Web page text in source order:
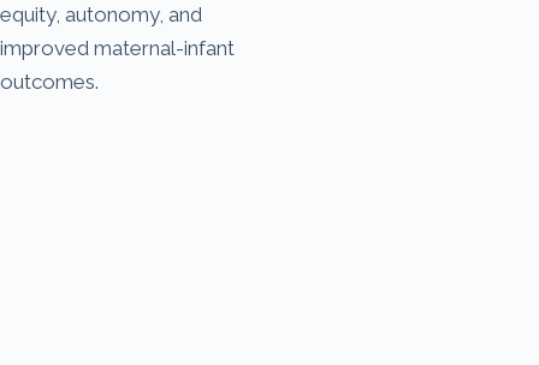
equity, autonomy, and
improved maternal-infant
outcomes.